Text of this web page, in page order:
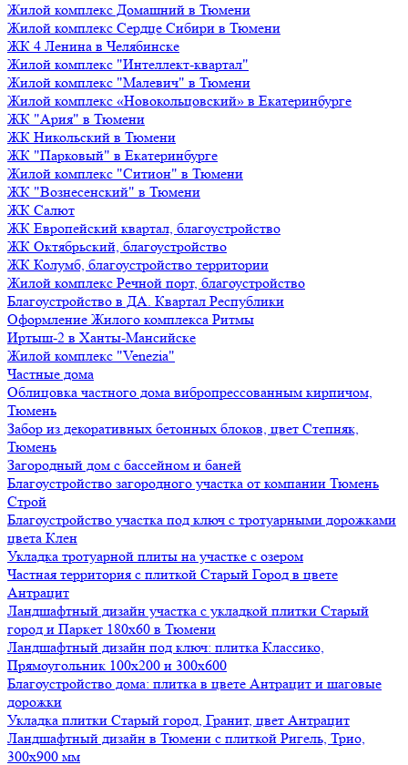
Жилой комплекс Домашний в Тюмени
Жилой комплекс Сердце Сибири в Тюмени
ЖК 4 Ленина в Челябинске
Жилой комплекс "Интеллект-квартал"
Жилой комплекс "Малевич" в Тюмени
Жилой комплекс «Новокольцовский» в Екатеринбурге
ЖК "Ария" в Тюмени
ЖК Никольский в Тюмени
ЖК "Парковый" в Екатеринбурге
Жилой комплекс "Ситион" в Тюмени
ЖК "Вознесенский" в Тюмени
ЖК Салют
ЖК Европейский квартал, благоустройство
ЖК Октябрьский, благоустройство
ЖК Колумб, благоустройство территории
Жилой комплекс Речной порт, благоустройство
Благоустройство в ДА. Квартал Республики
Оформление Жилого комплекса Ритмы
Иртыш-2 в Ханты-Мансийске
Жилой комплекс "Venezia"
Частные дома
Облицовка частного дома вибропрессованным кирпичом,
Тюмень
Забор из декоративных бетонных блоков, цвет Степняк,
Тюмень
Загородный дом с бассейном и баней
Благоустройство загородного участка от компании Тюмень
Строй
Благоустройство участка под ключ с тротуарными дорожками
цвета Клен
Укладка тротуарной плиты на участке с озером
Частная территория с плиткой Старый Город в цвете
Антрацит
Ландшафтный дизайн участка с укладкой плитки Старый
город и Паркет 180х60 в Тюмени
Ландшафтный дизайн под ключ: плитка Классико,
Прямоугольник 100х200 и 300х600
Благоустройство дома: плитка в цвете Антрацит и шаговые
дорожки
Укладка плитки Старый город, Гранит, цвет Антрацит
Ландшафтный дизайн в Тюмени с плиткой Ригель, Трио,
300х900 мм